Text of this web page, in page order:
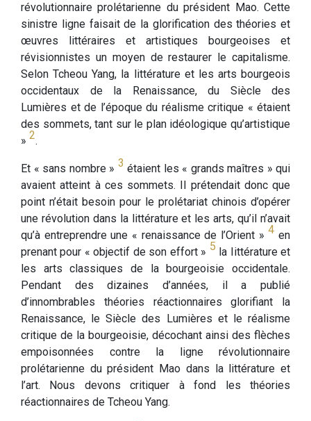
révolutionnaire prolétarienne du président Mao. Cette
sinistre ligne faisait de la glorification des théories et
œuvres littéraires et artistiques bourgeoises et
révisionnistes un moyen de restaurer le capitalisme.
Selon Tcheou Yang, la littérature et les arts bourgeois
occidentaux de la Renaissance, du Siècle des
Lumières et de l’époque du réalisme critique « étaient
des sommets, tant sur le plan idéologique qu’artistique
» 2.
Et « sans nombre » 3 étaient les « grands maîtres » qui
avaient atteint à ces sommets. Il prétendait donc que
point n’était besoin pour le prolétariat chinois d’opérer
une révolution dans la littérature et les arts, qu’il n’avait
qu’à entreprendre une « renaissance de l’Orient »4 en
prenant pour « objectif de son effort » 5 la Iittérature et
les arts classiques de la bourgeoisie occidentale.
Pendant des dizaines d’années, il a publié
d’innombrables théories réactionnaires glorifiant la
Renaissance, le Siècle des Lumières et le réalisme
critique de la bourgeoisie, décochant ainsi des flèches
empoisonnées contre la ligne révolutionnaire
prolétarienne du président Mao dans la littérature et
l’art. Nous devons critiquer à fond les théories
réactionnaires de Tcheou Yang.